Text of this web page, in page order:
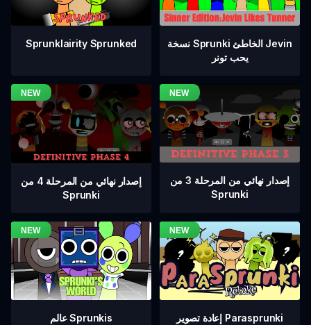
Sprunklairity Sprunked
نسخة Sprunki الخاطئ Jevin
يحب تونر
إصدار نهائي من المرحلة 4 من
Sprunki
إصدار نهائي من المرحلة 3 من
Sprunki
عالم Sprunkis إعادة تصوير Parasprunki